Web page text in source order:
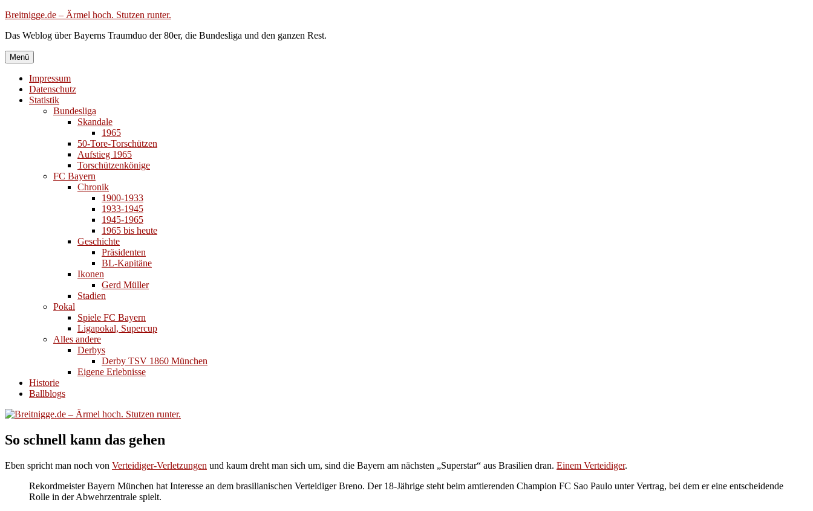
Zum
springen
Breitnigge.de – Ärmel hoch. Stutzen runter.
Das Weblog über Bayerns Traumduo der 80er, die Bundesliga und den ganzen Rest.
Menü
Impressum
Datenschutz
Statistik
Bundesliga
Skandale
1965
50-Tore-Torschützen
Aufstieg 1965
Torschützenkönige
FC Bayern
Chronik
1900-1933
1933-1945
1945-1965
1965 bis heute
Geschichte
Präsidenten
BL-Kapitäne
Ikonen
Gerd Müller
Stadien
Pokal
Spiele FC Bayern
Ligapokal, Supercup
Alles andere
Derbys
Derby TSV 1860 München
Eigene Erlebnisse
Historie
Ballblogs
So schnell kann das gehen
Eben spricht man noch von Verteidiger-Verletzungen und kaum dreht man sich um, sind die Bayern am nächsten „Superstar“ aus Brasilien dran. Einem Verteidiger.
Rekordmeister Bayern München hat Interesse an dem brasilianischen Verteidiger Breno. Der 18-Jährige steht beim amtierenden Champion FC Sao Paulo unter Vertrag, bei dem er eine entscheidende
Rolle in der Abwehrzentrale spielt.